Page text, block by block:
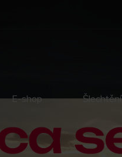
E-shop Šlechtění